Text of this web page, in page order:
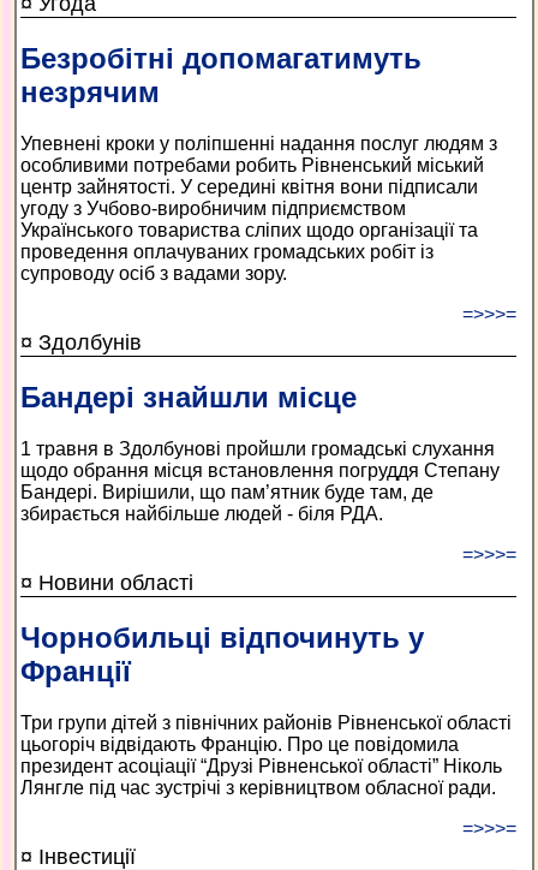
Безробітні допомагатимуть
незрячим
Упевнені кроки у поліпшенні надання послуг людям з
особливими потребами робить Рівненський міський
центр зайнятості. У середині квітня вони підписали
угоду з Учбово-виробничим підприємством
Українського товариства сліпих щодо організації та
проведення оплачуваних громадських робіт із
супроводу осіб з вадами зору.
=>>>=
¤ Здолбунів
Бандері знайшли місце
1 травня в Здолбунові пройшли громадські слухання
щодо обрання місця встановлення погруддя Степану
Бандері. Вирішили, що пам’ятник буде там, де
збирається найбільше людей - біля РДА.
=>>>=
¤ Новини області
Чорнобильці відпочинуть у
Франції
Три групи дітей з північних районів Рівненської області
цьогоріч відвідають Францію. Про це повідомила
президент асоціації “Друзі Рівненської області” Ніколь
Лянгле під час зустрічі з керівництвом обласної ради.
=>>>=
¤ Інвестиції